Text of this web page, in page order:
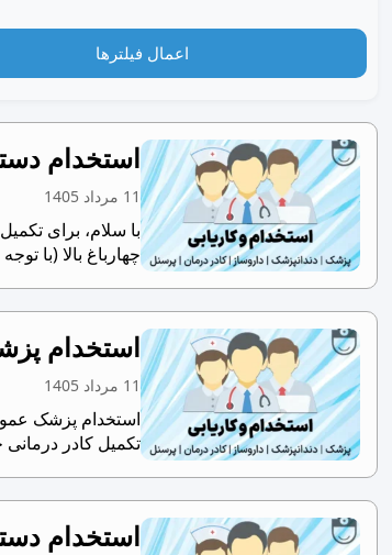
اعمال فیلترها
استخدام
11 مرداد 1405
با سلام، برای
چهارباغ بالا (با
استخدام
11 مرداد 1405
استخدام پزشک
تکمیل کادر
استخدام